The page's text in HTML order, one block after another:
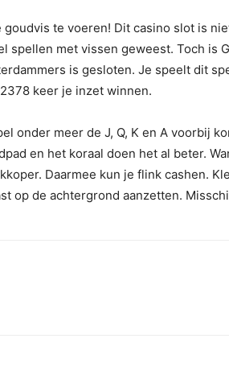
goudvis te voeren! Dit casino slot is
spellen met vissen geweest. Toch is
is gesloten. Je speelt dit
keer je inzet winnen.
onder meer de J, Q, K en A voorbij
en het koraal doen het al beter.
Daarmee kun je flink cashen.
op de achtergrond aanzetten.